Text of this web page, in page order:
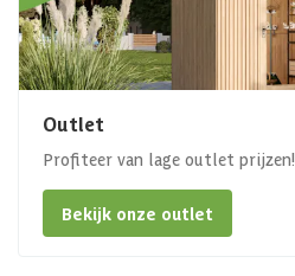
Outlet
Profiteer van lage outlet prijzen!
Bekijk onze outlet